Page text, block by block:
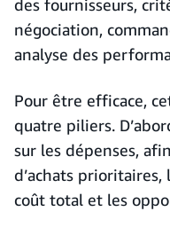
des fournisseurs,
négociation,
analyse des
Pour être efficace,
quatre piliers.
sur les dépenses,
d’achats prioritaires,
coût total et les